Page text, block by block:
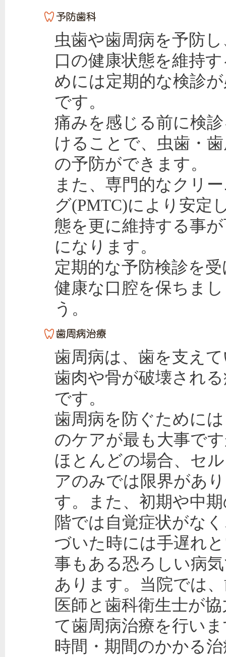
虫歯や歯周病を予防
口の健康状態を維持
めには定期的な検診
です。
痛みを感じる前に検
けることで、虫歯・
の予防ができます。
また、専門的なクリ
グ(PMTC)により安定
態を更に維持する事
になります。
定期的な予防検診を
健康な口腔を保ちま
う。
歯周病は、歯を支え
歯肉や骨が破壊され
です。
歯周病を防ぐために
のケアが最も大事で
ほとんどの場合、セ
アのみでは限界があ
す。また、初期や中
階では自覚症状がな
づいた時には手遅れ
事もある恐ろしい病
あります。当院では
医師と歯科衛生士が
て歯周病治療を行い
時間・期間のかかる